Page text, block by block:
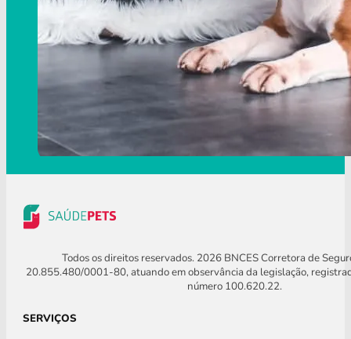
Todos os direitos reservados. 2026 BNCES Corretora de
20.855.480/0001-80, atuando em observância da legislação,
número 100.620.22.
SERVIÇOS